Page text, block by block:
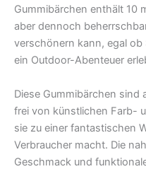
Gummibärchen enthält 10
aber dennoch
verschönern kann, egal
ein Outdoor-Abenteuer
Diese Gummibärchen sind
frei von künstlichen Farb-
sie zu einer fantastischen
Verbraucher macht. Die
Geschmack und